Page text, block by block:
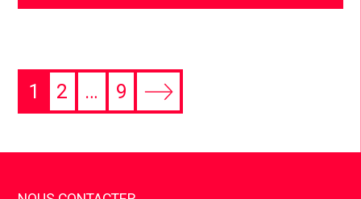
1 2 … 9